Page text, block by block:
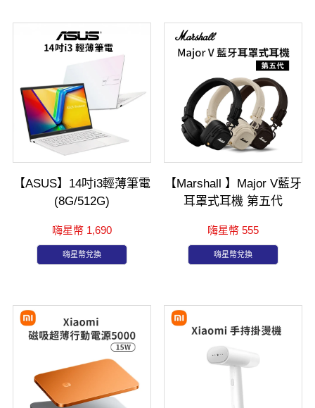
【ASUS】14吋i3輕薄筆電
(8G/512G)
嗨星幣 1,690
嗨星幣兌換
【Marshall 】Major V藍牙
耳罩式耳機 第五代
嗨星幣 555
嗨星幣兌換